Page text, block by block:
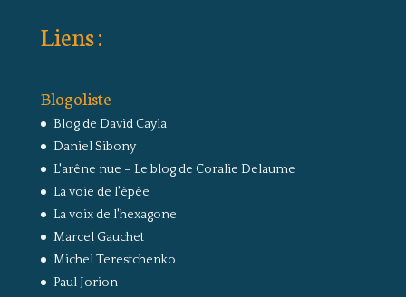
Liens :
Blogoliste
Blog de David Cayla
Daniel Sibony
L'arêne nue – Le blog de Coralie Delaume
La voie de l'épée
La voix de l'hexagone
Marcel Gauchet
Michel Terestchenko
Paul Jorion